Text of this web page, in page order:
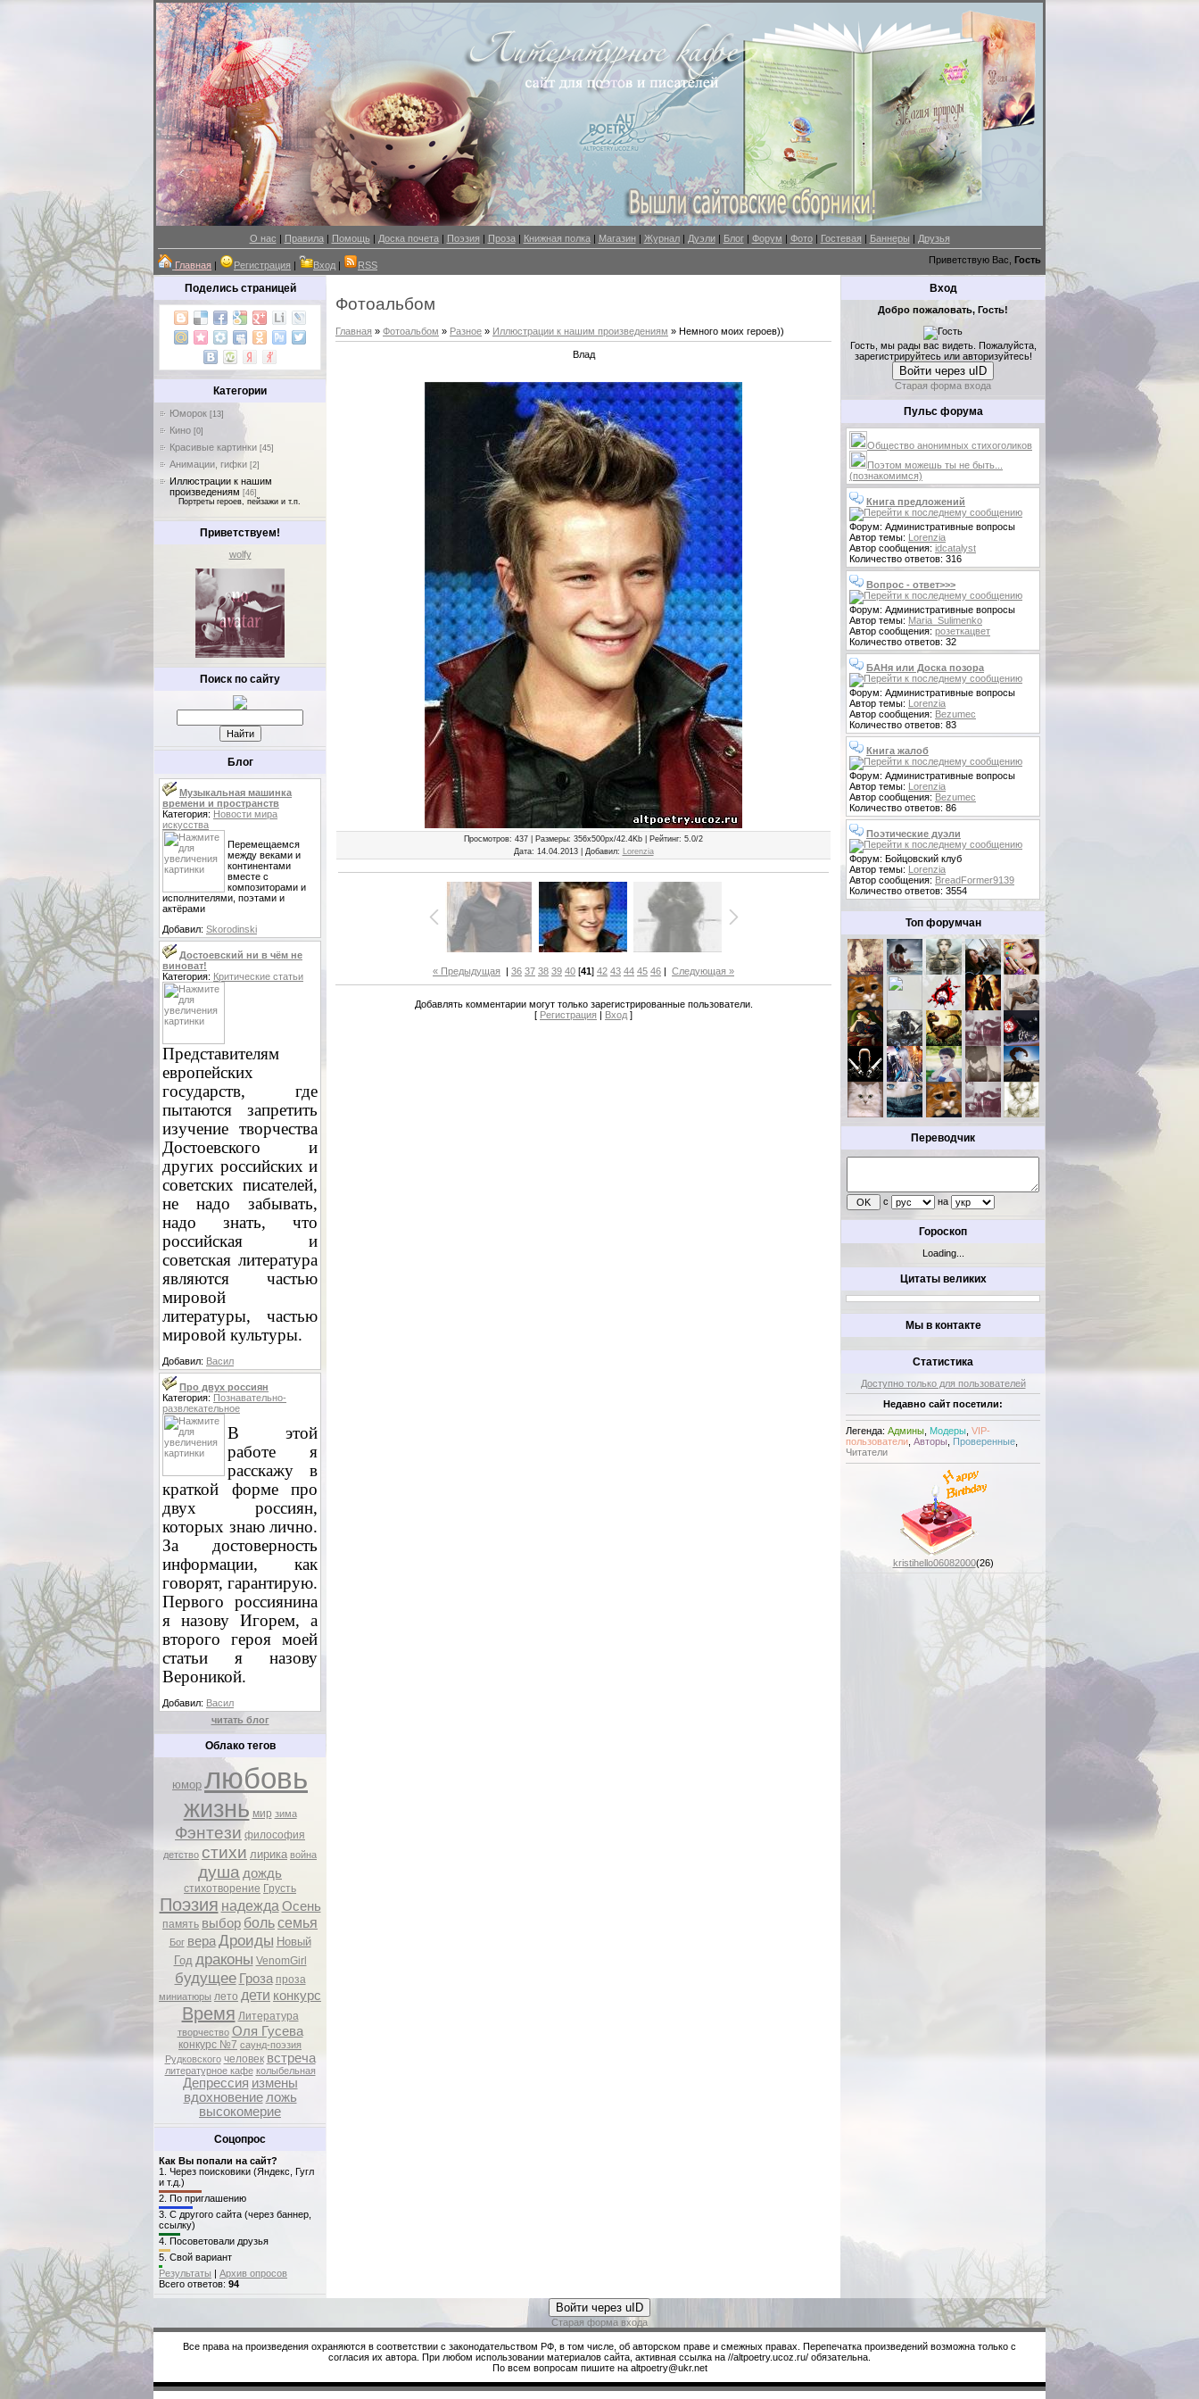
О нас | Правила| Помощь | Доска почета| Поэзия | Проза| Книжная полка| Магазин| Журнал| Дуэли| Блог| Форум | Фото| Гостевая | Баннеры | Друзья
Главная | Регистрация | Вход | RSS Приветствую Вас, Гость
Поделись страницей
Категории
Юморок [13]
Кино [0]
Красивые картинки [45]
Анимации, гифки [2]
Иллюстрации к нашим
произведениям [46]
Портреты героев, пейзажи и т.п.
Приветствуем!
wolfy
Поиск по сайту
Блог
Музыкальная машинка
времени и пространств
Категория: Новости мира
искусства
Перемещаемся
между веками и
континентами
вместе с
композиторами и
исполнителями, поэтами и
актёрами
Добавил: Skorodinski
Достоевский ни в чём не
виноват!
Категория: Критические статьи
Представителям
европейских
государств, где
пытаются запретить
изучение творчества
Достоевского и
других российских и
советских писателей,
не надо забывать,
надо знать, что
российская и
советская литература
являются частью
мировой
литературы, частью
мировой культуры.
Добавил: Васил
Про двух россиян
Категория: Познавательно-
развлекательное
В этой
работе я
расскажу в
краткой форме про
двух россиян,
которых знаю лично.
За достоверность
информации, как
говорят, гарантирую.
Первого россиянина
я назову Игорем, а
второго героя моей
статьи я назову
Вероникой.
Добавил: Васил
читать блог
Облако тегов
юмор любовь
жизнь мир зима
Фэнтези философия
детство стихи лирика война
душа дождь
стихотворение Грусть
Поэзия надежда Осень
память выбор больсемья
Бог вера Дроиды Новый
Год драконы VenomGirl
будущее Гроза проза
миниатюры лето дети конкурс
Время Литература
творчество Оля Гусева
конкурс №7 саунд-поэзия
Рудковского человек встреча
литературное кафе колыбельная
Депрессия измены
вдохновение ложь
высокомерие
Соцопрос
Как Вы попали на сайт?
1. Через поисковики (Яндекс, Гугл
и т.д.)
2. По приглашению
3. С другого сайта (через баннер,
ссылку)
4. Посоветовали друзья
5. Свой вариант
Результаты | Архив опросов
Всего ответов: 94
Фотоальбом
Главная » Фотоальбом » Разное » Иллюстрации к нашим произведениям » Немного моих героев))
Влад
Просмотров: 437 | Размеры: 356x500px/42.4Kb | Рейтинг: 5.0/2
Дата: 14.04.2013 | Добавил: Lorenzia
« Предыдущая 36 37 38 39 40 [41] 42 43 44 45 46 Следующая »
Добавлять комментарии могут только зарегистрированные пользователи.
[ Регистрация | Вход ]
Вход
Добро пожаловать, Гость!
Гость, мы рады вас видеть. Пожалуйста,
зарегистрируйтесь или авторизуйтесь!
Войти через uID
Старая форма входа
Пульс форума
Общество анонимных стихоголиков
Поэтом можешь ты не быть...
(познакомимся)
Книга предложений
Форум: Административные вопросы
Автор темы: Lorenzia
Автор сообщения: idcatalyst
Количество ответов: 316
Вопрос - ответ>>>
Форум: Административные вопросы
Автор темы: Maria_Sulimenko
Автор сообщения: розеткацвет
Количество ответов: 32
БАНя или Доска позора
Форум: Административные вопросы
Автор темы: Lorenzia
Автор сообщения: Bezumec
Количество ответов: 83
Книга жалоб
Форум: Административные вопросы
Автор темы: Lorenzia
Автор сообщения: Bezumec
Количество ответов: 86
Поэтические дуэли
Форум: Бойцовский клуб
Автор темы: Lorenzia
Автор сообщения: BreadFormer9139
Количество ответов: 3554
Топ форумчан
Переводчик
с на
Гороскоп
Loading...
Цитаты великих
Мы в контакте
Статистика
Доступно только для пользователей
Недавно сайт посетили:
Легенда: Админы Модеры VIP-
пользователи Авторы Проверенные
Читатели
kristihello06082000(26)
Войти через uID
Старая форма входа
Все права на произведения охраняются в соответствии с законодательством РФ, в том числе, об авторском праве и смежных правах. Перепечатка произведений возможна только с
согласия их автора. При любом использовании материалов сайта, активная ссылка на //altpoetry.ucoz.ru/ обязательна.
По всем вопросам пишите на altpoetry@ukr.net